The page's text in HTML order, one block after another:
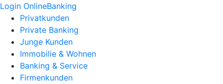
Login OnlineBanking
Privatkunden
Private Banking
Junge Kunden
Immobilie & Wohnen
Banking & Service
Firmenkunden